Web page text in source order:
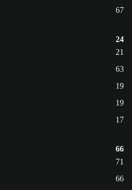
67
24
21
63
19
19
17
66
71
66